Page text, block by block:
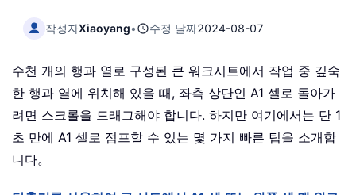
작성자Xiaoyang• 수정 날짜2024-08-07
수천 개의 행과 열로 구성된 큰 워크시트에서 작업 중 깊숙
한 행과 열에 위치해 있을 때, 좌측 상단인 A1 셀로 돌아가
려면 스크롤을 드래그해야 합니다. 하지만 여기에서는 단 1
초 만에 A1 셀로 점프할 수 있는 몇 가지 빠른 팁을 소개합
니다。